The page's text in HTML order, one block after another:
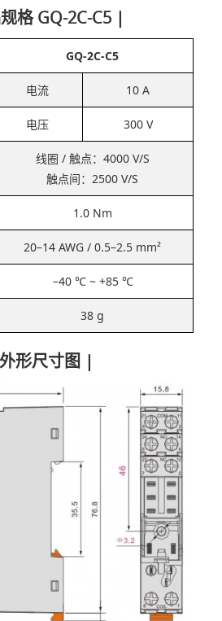
格 GQ-2C-C5 |
GQ-2C-C5
电流 10 A
电压 300 V
线圈 / 触点：4000 V/S
触点间：2500 V/S
1.0 Nm
20–14 AWG / 0.5–2.5 mm²
−40 ℃ ~ +85 ℃
38 g
形尺寸图 |